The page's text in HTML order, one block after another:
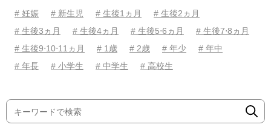
# 妊娠 # 新生児 # 生後1ヵ月
# 生後2ヵ月
# 生後3ヵ月
# 生後4ヵ月 # 生後5⋅6ヵ月
# 生後7⋅8ヵ月
# 生後9⋅10⋅11ヵ月
# 1歳 # 2歳 # 年少
# 年中
# 年長
# 小学生 # 中学生 # 高校生